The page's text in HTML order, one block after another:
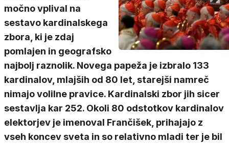
močno vplival na
sestavo kardinalskega
zbora, ki je zdaj
pomlajen in geografsko
najbolj raznolik. Novega papeža je izbralo 133
kardinalov, mlajših od 80 let, starejši namreč
nimajo volilne pravice. Kardinalski zbor jih sicer
sestavlja kar 252. Okoli 80 odstotkov kardinalov
elektorjev je imenoval Frančišek, prihajajo z
vseh koncev sveta in so relativno mladi ter je bil